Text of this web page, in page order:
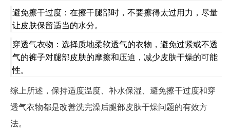
避免擦干过度：在擦干腿部时，不要擦得太过用力，尽量
让皮肤保留适当的水分。
穿透气衣物：选择质地柔软透气的衣物，避免过紧或不透
气的裤子对腿部皮肤的摩擦和压迫，减少皮肤干燥的可能
性。
综上所述，保持适度温度、补水保湿、避免擦干过度和穿
透气衣物都是改善洗完澡后腿部皮肤干燥问题的有效方
法。